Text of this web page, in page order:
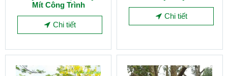
Mít Công Trình
Chi tiết
Chi tiết